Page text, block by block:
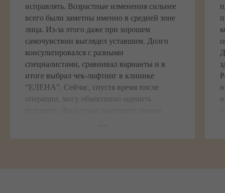
исправлять. Возрастные изменения сильнее
всего были заметны именно в средней зоне
лица. Из-за этого даже при хорошем
самочувствии выглядел уставшим. Долго
консультировался с разными
специалистами, сравнивал варианты и в
итоге выбрал чек-лифтинг в клинике
“ЕЛЕНА”. Сейчас, спустя время после
операции, могу объективно оценить